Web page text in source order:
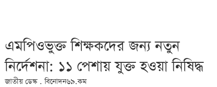
এমপিওভুক্ত শিক্ষকদের জন্য নতুন
নির্দেশনা: ১১ পেশায় যুক্ত হওয়া নিষিদ্ধ
জাতীয় ডেস্ক . বিনোদন৬৯.কম